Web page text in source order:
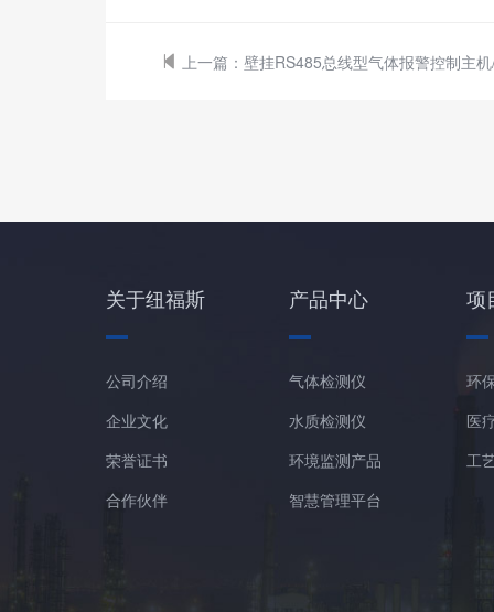
上一篇：
关于纽福斯
公司介绍
企业文化
荣誉证书
合作伙伴
产品中心
气体检测仪
水质检测仪
环境监测产品
智慧管理平台
项
环
医
工